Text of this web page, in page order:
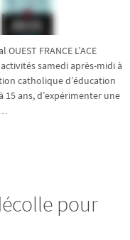
FRANCE L’ACE
samedi après-midi à
catholique d’éducation
15 ans, d’expérimenter une
pour